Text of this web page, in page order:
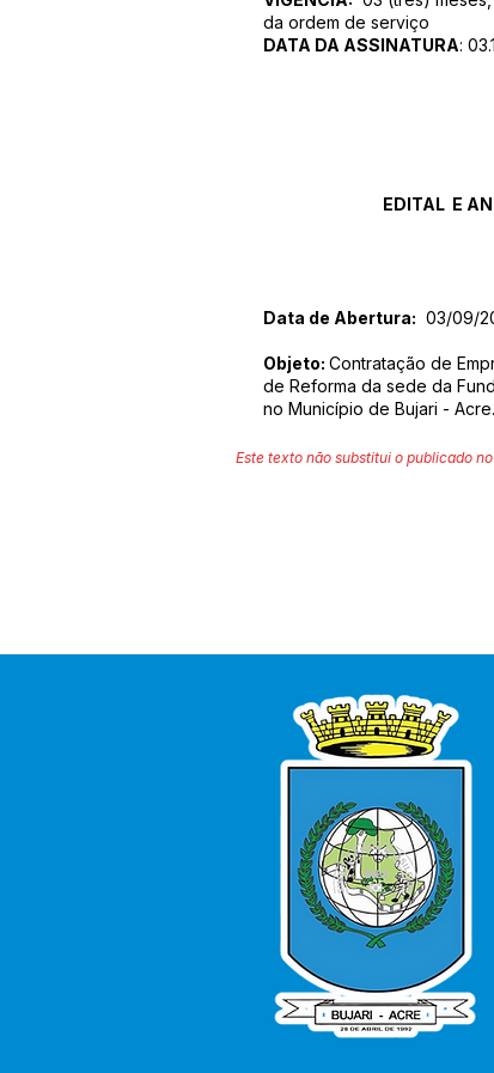
da ordem de serviço
DATA DA ASSINATURA:
EDITAL E
Data de Abertura: 03/09/
Objeto: Contratação de
de Reforma da sede da
no Município de Bujari - Acre.
Este texto não substitui o publicado